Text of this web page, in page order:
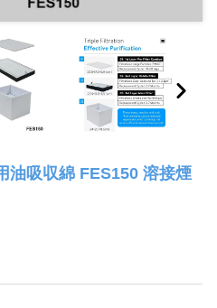
油吸収綿 FES150 溶接煙